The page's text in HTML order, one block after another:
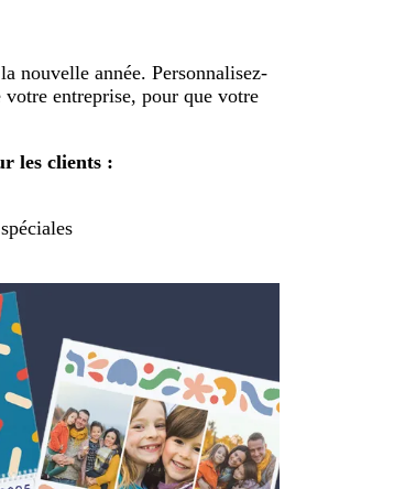
nouvelle année. Personnalisez-
votre entreprise, pour que votre
les clients :